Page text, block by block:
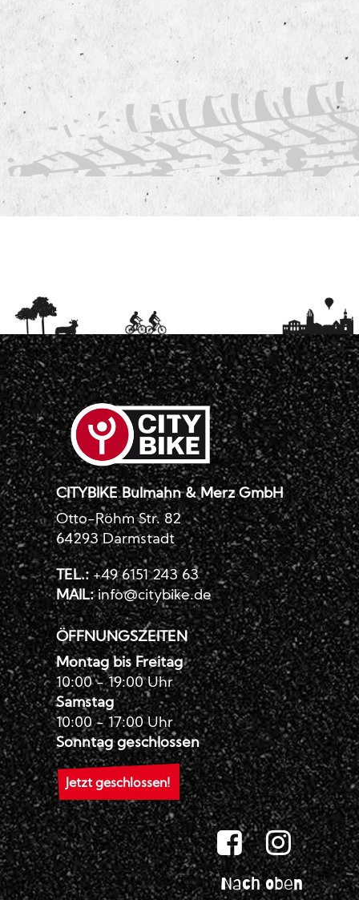
CITYBIKE Bulmahn & Merz GmbH
Otto-Röhm Str. 82
64293 Darmstadt
TEL.:+49 6151 243 63
MAIL: info@citybike.de
ÖFFNUNGSZEITEN
Montag bis Freitag
10:00 - 19:00 Uhr
Samstag
10:00 - 17:00 Uhr
Sonntag geschlossen
Jetzt geschlossen!
Nach oben